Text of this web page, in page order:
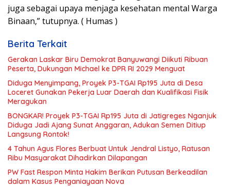
juga sebagai upaya menjaga kesehatan mental Warga
Binaan,” tutupnya. ( Humas )
Berita Terkait
Gerakan Laskar Biru Demokrat Banyuwangi Diikuti Ribuan
Peserta, Dukungan Michael ke DPR RI 2029 Menguat
Diduga Menyimpang, Proyek P3-TGAI Rp195 Juta di Desa
Loceret Gunakan Pekerja Luar Daerah dan Kualifikasi Fisik
Meragukan
BONGKAR! Proyek P3-TGAI Rp195 Juta di Jatigreges Nganjuk
Diduga Jadi Ajang Sunat Anggaran, Adukan Semen Ditiup
Langsung Rontok!
4 Tahun Agus Flores Berbuat Untuk Jendral Listyo, Ratusan
Ribu Masyarakat Dihadirkan Dilapangan
PW Fast Respon Minta Hakim Berikan Putusan Berkeadilan
dalam Kasus Penganiayaan Nova